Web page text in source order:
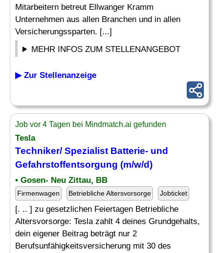
Mitarbeitern betreut Ellwanger Kramm
Unternehmen aus allen Branchen und in allen
Versicherungssparten. [...]
MEHR INFOS ZUM STELLENANGEBOT
▶ Zur Stellenanzeige
Job vor 4 Tagen bei Mindmatch.ai gefunden
Tesla
Techniker/ Spezialist Batterie- und
Gefahrstoffentsorgung (m/w/d)
• Gosen- Neu Zittau, BB
Firmenwagen Betriebliche Altersvorsorge Jobticket
[. .. ] zu gesetzlichen Feiertagen Betriebliche
Altersvorsorge: Tesla zahlt 4 deines Grundgehalts,
dein eigener Beitrag beträgt nur 2
Berufsunfähigkeitsversicherung mit 30 des